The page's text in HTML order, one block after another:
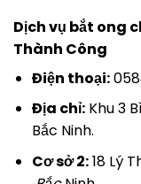
Dịch vụ bắt ong
Thành Công
Điện thoại:
Địa chỉ:Khu 3
Bắc Ninh.
Cơ sở 2:18 Lý